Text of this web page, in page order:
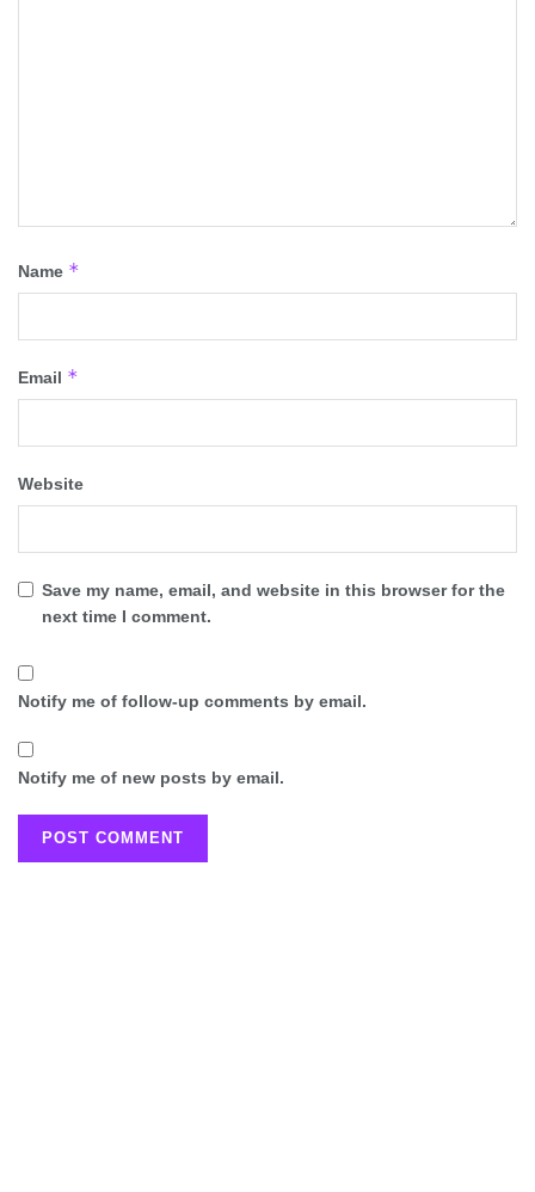
Name *
Email *
Website
Save my name, email, and website in this browser for the
next time I comment.
Notify me of follow-up comments by email.
Notify me of new posts by email.